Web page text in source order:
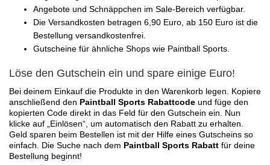
Angebote und Schnäppchen im Sale-Bereich verfügbar.
Die Versandkosten betragen 6,90 Euro, ab 150 Euro ist die
Bestellung versandkostenfrei.
Gutscheine für ähnliche Shops wie Paintball Sports.
Löse den Gutschein ein und spare einige Euro!
Bei deinem Einkauf die Produkte in den Warenkorb legen. Kopiere
anschließend den Paintball Sports Rabattcode und füge den
kopierten Code direkt in das Feld für den Gutschein ein. Nun
klicke auf „Einlösen“, um automatisch den Rabatt zu erhalten.
Geld sparen beim Bestellen ist mit der Hilfe eines Gutscheins so
einfach. Die Suche nach dem Paintball Sports Rabatt für deine
Bestellung beginnt!